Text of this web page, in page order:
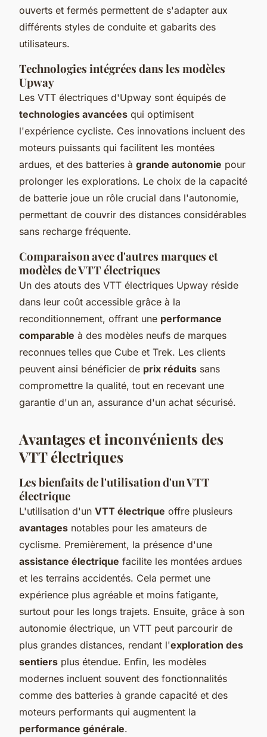
ouverts et fermés permettent de s'adapter aux
différents styles de conduite et gabarits des
utilisateurs.
Technologies intégrées dans les modèles
Upway
Les VTT électriques d'Upway sont équipés de
technologies avancées qui optimisent
l'expérience cycliste. Ces innovations incluent des
moteurs puissants qui facilitent les montées
ardues, et des batteries à grande autonomie pour
prolonger les explorations. Le choix de la capacité
de batterie joue un rôle crucial dans l'autonomie,
permettant de couvrir des distances considérables
sans recharge fréquente.
Comparaison avec d'autres marques et
modèles de VTT électriques
Un des atouts des VTT électriques Upway réside
dans leur coût accessible grâce à la
reconditionnement, offrant une performance
comparable à des modèles neufs de marques
reconnues telles que Cube et Trek. Les clients
peuvent ainsi bénéficier de prix réduits sans
compromettre la qualité, tout en recevant une
garantie d'un an, assurance d'un achat sécurisé.
Avantages et inconvénients des
VTT électriques
Les bienfaits de l'utilisation d'un VTT
électrique
L'utilisation d'un VTT électrique offre plusieurs
avantages notables pour les amateurs de
cyclisme. Premièrement, la présence d'une
assistance électrique facilite les montées ardues
et les terrains accidentés. Cela permet une
expérience plus agréable et moins fatigante,
surtout pour les longs trajets. Ensuite, grâce à son
autonomie électrique, un VTT peut parcourir de
plus grandes distances, rendant l'exploration des
sentiers plus étendue. Enfin, les modèles
modernes incluent souvent des fonctionnalités
comme des batteries à grande capacité et des
moteurs performants qui augmentent la
performance générale.